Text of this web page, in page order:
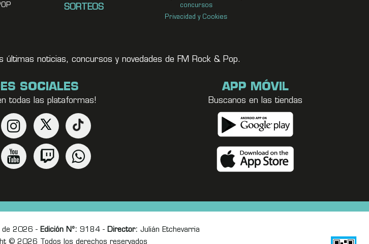
SORTEOS
concursos
Privacidad y Cookies
últimas noticias, concursos y novedades de FM Rock & Pop.
SOCIALES
todas las plataformas!
APP MÓVIL
Buscanos en las tiendas
de 2026 - Edición Nº: 9184 - Director: Julián Etchevarria
© 2026 Todos los derechos reservados